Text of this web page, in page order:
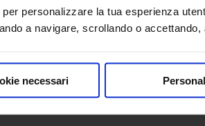
personalizzare la tua esperienza
a navigare, scrollando o
necessari